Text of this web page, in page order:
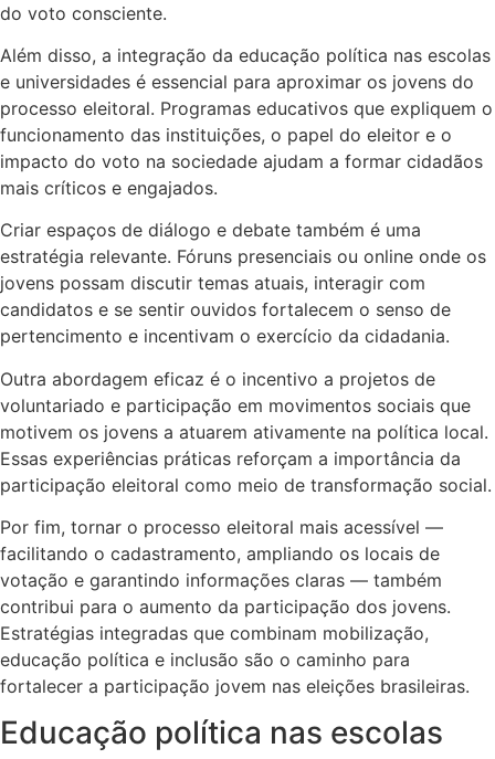
do voto consciente.
Além disso, a integração da educação política nas escolas
e universidades é essencial para aproximar os jovens do
processo eleitoral. Programas educativos que expliquem o
funcionamento das instituições, o papel do eleitor e o
impacto do voto na sociedade ajudam a formar cidadãos
mais críticos e engajados.
Criar espaços de diálogo e debate também é uma
estratégia relevante. Fóruns presenciais ou online onde os
jovens possam discutir temas atuais, interagir com
candidatos e se sentir ouvidos fortalecem o senso de
pertencimento e incentivam o exercício da cidadania.
Outra abordagem eficaz é o incentivo a projetos de
voluntariado e participação em movimentos sociais que
motivem os jovens a atuarem ativamente na política local.
Essas experiências práticas reforçam a importância da
participação eleitoral como meio de transformação social.
Por fim, tornar o processo eleitoral mais acessível —
facilitando o cadastramento, ampliando os locais de
votação e garantindo informações claras — também
contribui para o aumento da participação dos jovens.
Estratégias integradas que combinam mobilização,
educação política e inclusão são o caminho para
fortalecer a participação jovem nas eleições brasileiras.
Educação política nas escolas